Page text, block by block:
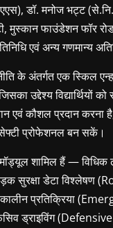
डॉ. मनोज भट्ट
मुस्कान फाउंडेशन फॉर
एवं अन्य गणमान्य
के अंतर्गत एक स्किल
उद्देश्य विद्यार्थियों
एवं कौशल प्रदान करना है,
प्रोफेशनल बन सकें।
शामिल हैं — विधिक
सुरक्षा डेटा विश्लेषण
प्रतिक्रिया
ड्राइविंग